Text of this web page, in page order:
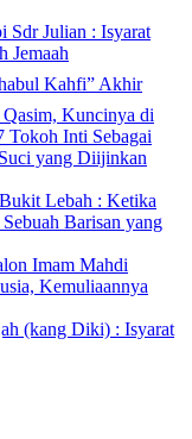
Sdr Julian : Isyarat
Jemaah
Kuncinya di
Tokoh Inti Sebagai
yang Diijinkan
Lebah : Ketika
Barisan yang
Imam Mahdi
Kemuliaannya
(kang Diki) : Isyarat